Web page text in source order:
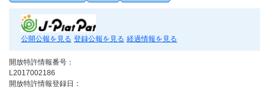
公開公報を見る 登録公報を見る 経過情報を見る
開放特許情報番号：
L2017002186
開放特許情報登録日：